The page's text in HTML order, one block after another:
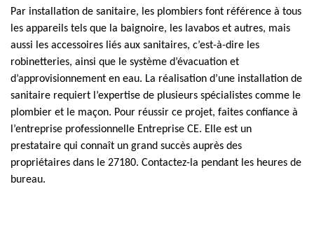
Par installation de sanitaire, les plombiers font référence à tous
les appareils tels que la baignoire, les lavabos et autres, mais
aussi les accessoires liés aux sanitaires, c’est-à-dire les
robinetteries, ainsi que le système d’évacuation et
d’approvisionnement en eau. La réalisation d’une installation de
sanitaire requiert l’expertise de plusieurs spécialistes comme le
plombier et le maçon. Pour réussir ce projet, faites confiance à
l’entreprise professionnelle Entreprise CE. Elle est un
prestataire qui connaît un grand succès auprès des
propriétaires dans le 27180. Contactez-la pendant les heures de
bureau.